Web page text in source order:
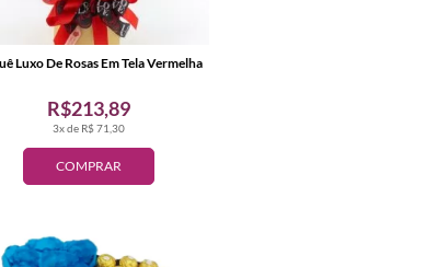
COMPRAR
3x de R$ 71,30
R$213,89
Luxo De Rosas Em Tela Vermelha